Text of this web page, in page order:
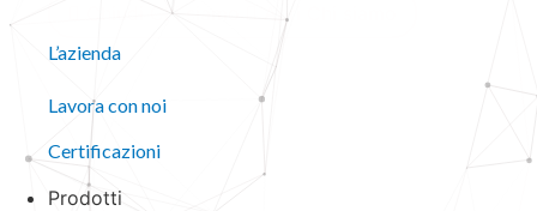
Chiudi Chi siamo
Apri Chi siamo
L’azienda
Lavora con noi
Certificazioni
Prodotti